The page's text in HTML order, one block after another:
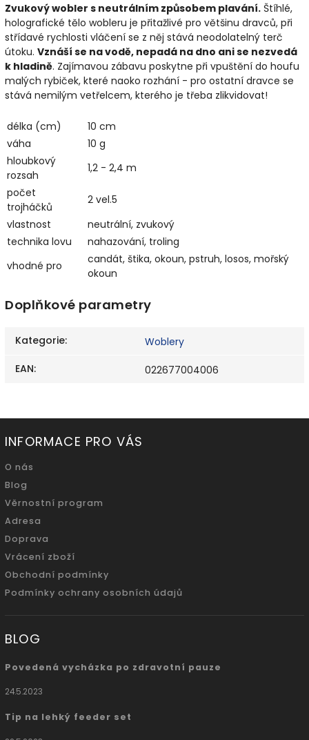
Zvukový wobler s neutrálním způsobem plavání. Štíhlé,
holografické tělo wobleru je přitažlivé pro většinu dravců, při
střídavé rychlosti vláčení se z něj stává neodolatelný terč
útoku. Vznáší se na vodě, nepadá na dno ani se nezvedá
k hladině. Zajímavou zábavu poskytne při vpuštění do houfu
malých rybiček, které naoko rozhání - pro ostatní dravce se
stává nemilým vetřelcem, kterého je třeba zlikvidovat!
délka (cm)
10 cm
váha
10 g
hloubkový
rozsah
1,2 - 2,4 m
počet
trojháčků
2 vel.5
vlastnost
neutrální, zvukový
technika lovu
nahazování, troling
vhodné pro
candát, štika, okoun, pstruh, losos, mořský
okoun
Doplňkové parametry
Kategorie:
Woblery
EAN: 022677004006
INFORMACE PRO VÁS
O nás
Blog
Věrnostní program
Adresa
Doprava
Vrácení zboží
Obchodní podmínky
Podmínky ochrany osobních údajů
BLOG
Povedená vycházka po zdravotní pauze
24.5.2023
Tip na lehký feeder set